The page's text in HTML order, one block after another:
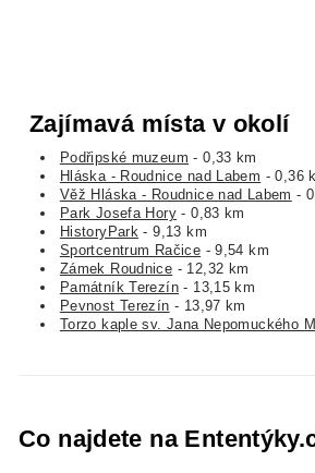
Zajímavá místa v okolí
Podřipské muzeum - 0,33 km
Hláska - Roudnice nad Labem - 0,36
Věž Hláska - Roudnice nad Labem -
Park Josefa Hory - 0,83 km
HistoryPark - 9,13 km
Sportcentrum Račice - 9,54 km
Zámek Roudnice - 12,32 km
Památník Terezín - 13,15 km
Pevnost Terezín - 13,97 km
Torzo kaple sv. Jana Nepomuckého
Co najdete na